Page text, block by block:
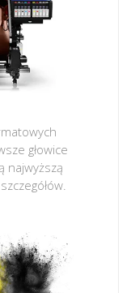
głowice
najwyższą